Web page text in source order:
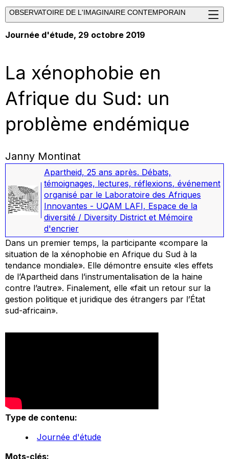
OBSERVATOIRE DE L'IMAGINAIRE CONTEMPORAIN
Journée d'étude, 29 octobre 2019
La xénophobie en
Afrique du Sud: un
problème endémique
Janny Montinat
Apartheid, 25 ans après. Débats,
témoignages, lectures, réflexions, événement
organisé par le Laboratoire des Afriques
Innovantes - UQAM LAFI, Espace de la
diversité / Diversity District et Mémoire
d'encrier
Dans un premier temps, la participante «compare la
situation de la xénophobie en Afrique du Sud à la
tendance mondiale». Elle démontre ensuite «les effets
de l’Apartheid dans l’instrumentalisation de la haine
contre l’autre». Finalement, elle «fait un retour sur la
gestion politique et juridique des étrangers par l’État
sud-africain».
Type de contenu:
Journée d'étude
Mots-clés: